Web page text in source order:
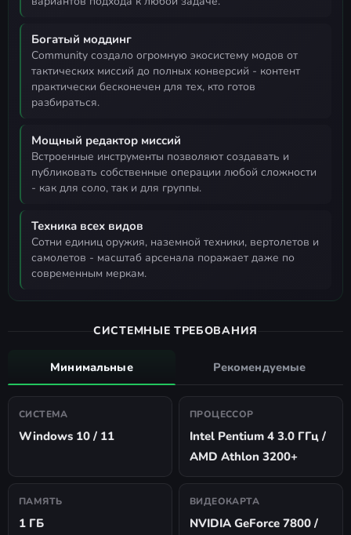
Богатый моддинг
community создало огромную экосистему модов от
тактических миссий до полных конверсий - контент
практически бесконечен для тех, кто готов
разбираться.
Мощный редактор миссий
встроенные инструменты позволяют создавать и
публиковать собственные операции любой сложности
- как для соло, так и для группы.
Техника всех видов
сотни единиц оружия, наземной техники, вертолетов и
самолетов - масштаб арсенала поражает даже по
современным меркам.
СИСТЕМНЫЕ ТРЕБОВАНИЯ
Минимальные Рекомендуемые
СИСТЕМА
Windows 10 / 11
ПРОЦЕССОР
Intel Pentium 4 3.0 ГГц /
AMD Athlon 3200+
ПАМЯТЬ
1 ГБ
ВИДЕОКАРТА
NVIDIA GeForce 7800 /